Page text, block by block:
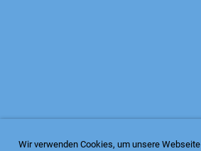
Wir verwenden Cookies, um unsere Webseite